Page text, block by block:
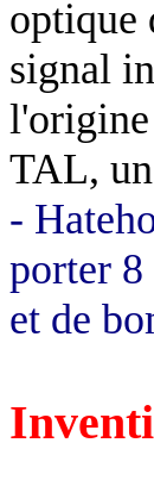
optique
signal
TAL,
-
porter 8
et de